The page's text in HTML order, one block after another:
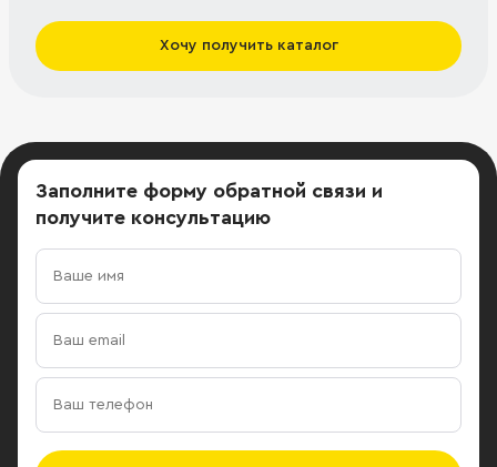
Хочу получить каталог
Заполните форму обратной связи и
получите консультацию